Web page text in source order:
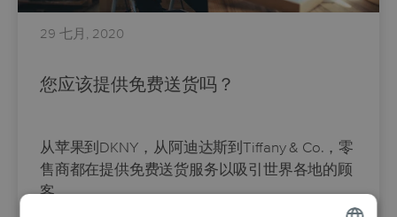
29 七月, 2020
您应该提供免费送货吗？
从苹果到DKNY，从阿迪达斯到Tiffany & Co.，零
售商都在提供免费送货服务以吸引世界各地的顾
客。